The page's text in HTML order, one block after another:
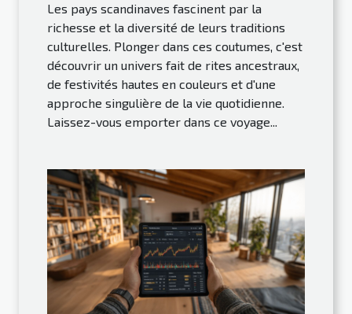
Les pays scandinaves fascinent par la
richesse et la diversité de leurs traditions
culturelles. Plonger dans ces coutumes, c'est
découvrir un univers fait de rites ancestraux,
de festivités hautes en couleurs et d'une
approche singulière de la vie quotidienne.
Laissez-vous emporter dans ce voyage...